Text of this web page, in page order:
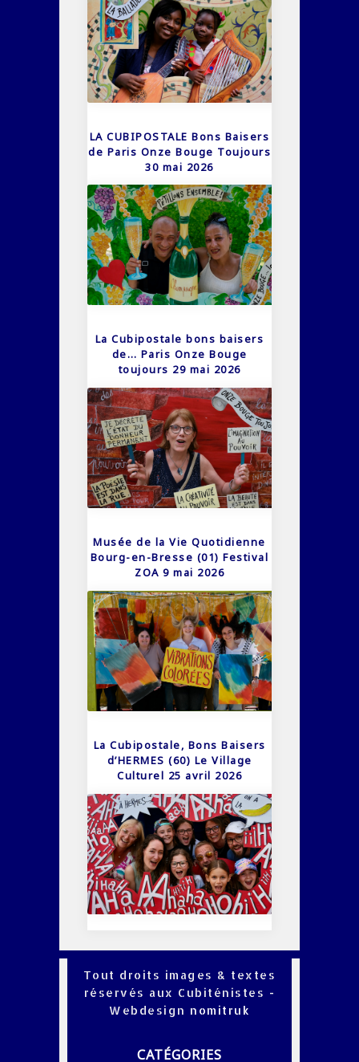
LA CUBIPOSTALE Bons Baisers
de Paris Onze Bouge Toujours
30 mai 2026
La Cubipostale bons baisers
de… Paris Onze Bouge
toujours 29 mai 2026
Musée de la Vie Quotidienne
Bourg-en-Bresse (01) Festival
ZOA 9 mai 2026
La Cubipostale, Bons Baisers
d’HERMES (60) Le Village
Culturel 25 avril 2026
Tout droits images & textes
réservés aux Cubiténistes -
Webdesign nomitruk
CATÉGORIES